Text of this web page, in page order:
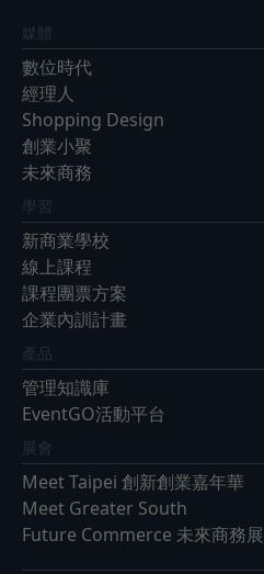
媒體
數位時代
經理人
Shopping Design
創業小聚
未來商務
學習
新商業學校
線上課程
課程團票方案
企業內訓計畫
產品
管理知識庫
EventGO活動平台
展會
Meet Taipei 創新創業嘉年華
Meet Greater South
Future Commerce 未來商務展